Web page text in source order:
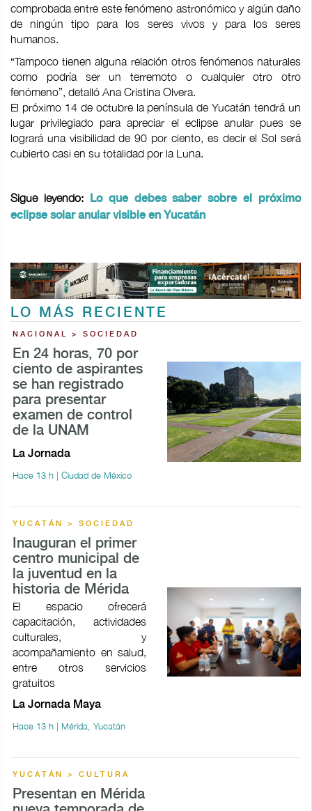
comprobada entre este fenómeno astronómico y algún daño
de ningún tipo para los seres vivos y para los seres
humanos.
“Tampoco tienen alguna relación otros fenómenos naturales
como podría ser un terremoto o cualquier otro otro
fenómeno”, detalló Ana Cristina Olvera.
El próximo 14 de octubre la península de Yucatán tendrá un
lugar privilegiado para apreciar el eclipse anular pues se
logrará una visibilidad de 90 por ciento, es decir el Sol será
cubierto casi en su totalidad por la Luna.
Sigue leyendo:
Lo que debes saber sobre el próximo
eclipse solar anular visible en Yucatán
LO MÁS RECIENTE
NACIONAL > SOCIEDAD
En 24 horas, 70 por
ciento de aspirantes
se han registrado
para presentar
examen de control
de la UNAM
La Jornada
Hace 13 h | Ciudad de México
YUCATÁN > SOCIEDAD
Inauguran el primer
centro municipal de
la juventud en la
historia de Mérida
El espacio ofrecerá
capacitación, actividades
culturales, y
acompañamiento en salud,
entre otros servicios
gratuitos
La Jornada Maya
Hace 13 h | Mérida, Yucatán
YUCATÁN > CULTURA
Presentan en Mérida